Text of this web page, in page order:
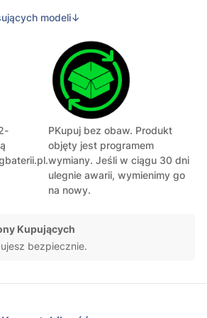
modeli↓
PKupuj bez obaw. Produkt
objęty jest programem
wymiany. Jeśli w ciągu 30 dni
ulegnie awarii, wymienimy go
na nowy.
Kupujących
bezpiecznie.